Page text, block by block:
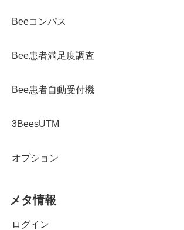
Beeコンパス
Bee患者満足度調査
Bee患者自動受付機
3BeesUTM
オプション
メタ情報
ログイン